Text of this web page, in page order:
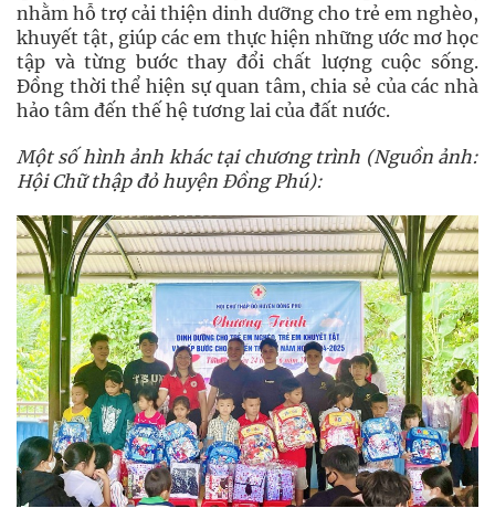
nhằm hỗ trợ cải thiện dinh dưỡng cho trẻ em nghèo,
khuyết tật, giúp các em thực hiện những ước mơ học
tập và từng bước thay đổi chất lượng cuộc sống.
Đồng thời thể hiện sự quan tâm, chia sẻ của các nhà
hảo tâm đến thế hệ tương lai của đất nước.
Một số hình ảnh khác tại chương trình (Nguồn ảnh:
Hội Chữ thập đỏ huyện Đồng Phú):